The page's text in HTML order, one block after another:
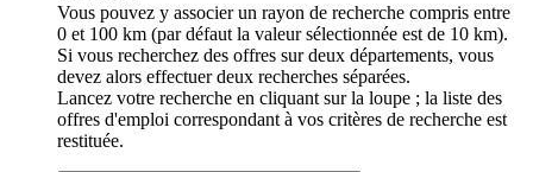
Vous pouvez y associer un rayon de recherche compris entre
0 et 100 km (par défaut la valeur sélectionnée est de 10 km).
Si vous recherchez des offres sur deux départements, vous
devez alors effectuer deux recherches séparées.
Lancez votre recherche en cliquant sur la loupe ; la liste des
offres d'emploi correspondant à vos critères de recherche est
restituée.